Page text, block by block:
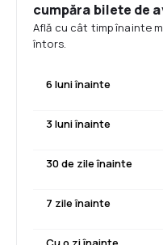
cumpăra bilete de
Află cu cât timp înainte
întors.
6 luni înainte
3 luni înainte
30 de zile înainte
7 zile înainte